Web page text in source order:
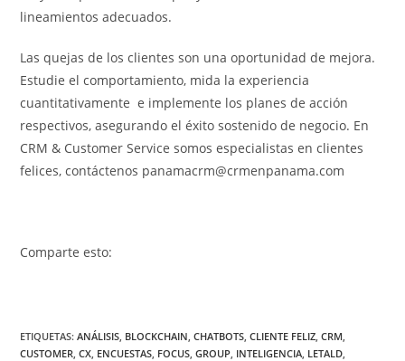
lineamientos adecuados.
Las quejas de los clientes son una oportunidad de mejora.
Estudie el comportamiento, mida la experiencia
cuantitativamente e implemente los planes de acción
respectivos, asegurando el éxito sostenido de negocio. En
CRM & Customer Service somos especialistas en clientes
felices, contáctenos panamacrm@crmenpanama.com
Comparte esto:
ETIQUETAS:ANÁLISIS BLOCKCHAIN CHATBOTS CLIENTE FELIZ CRM
CUSTOMER CX ENCUESTAS FOCUS GROUP INTELIGENCIA LETALD